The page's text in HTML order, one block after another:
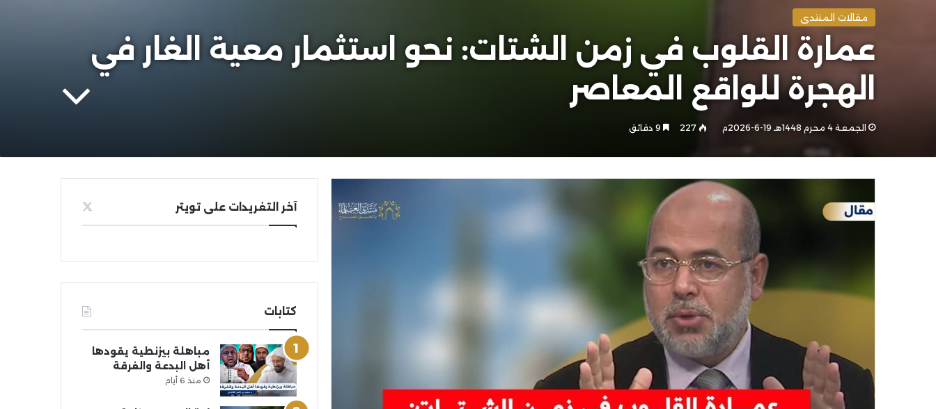
مقالات المنتدى
عمارة القلوب في زمن الشتات: نحو استثمار معية الغار في
الهجرة للواقع المعاصر
الجمعة 4 محرم 1448هـ 19-6-2026م 227
آخر التغريدات على تويتر
كتابات
مباهلة بيزنطية يقودها
أهل البدعة والفرقة
منذ 6 أيام